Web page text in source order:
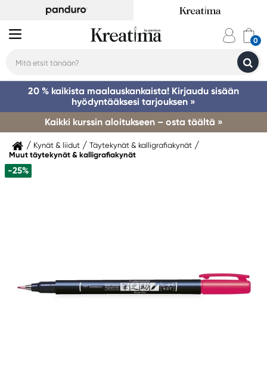
20 % kaikista maalauskankaista! Kirjaudu sisään
hyödyntääksesi tarjouksen »
Kaikki kurssin aloitukseen – osta täältä »
Kynät & liidut
Täytekynät & kalligrafiakynät
Muut täytekynät & kalligrafiakynät
-25%